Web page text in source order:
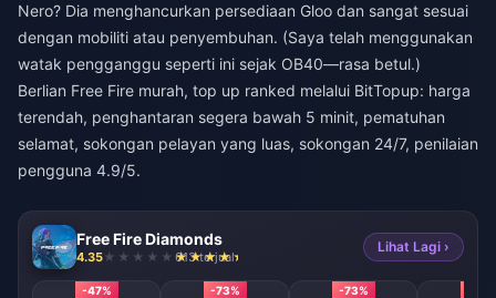
Nero? Dia menghancurkan persediaan Gloo dan sangat sesuai
dengan mobiliti atau penyembuhan. (Saya telah menggunakan
watak pengganggu seperti ini sejak OB40—rasa betul.)
Berlian Free Fire murah, top up ranked melalui BitTopup: harga
terendah, penghantaran segera bawah 5 minit, pematuhan
selamat, sokongan pelayan yang luas, sokongan 24/7, penilaian
pengguna 4.9/5.
Free Fire Diamonds
4.35 613 terjual
Lihat Lagi ›
-47% -73% -73%